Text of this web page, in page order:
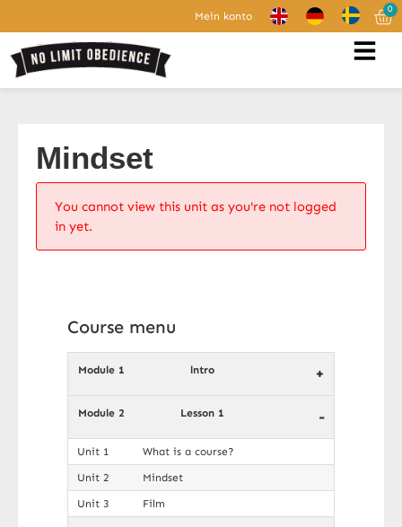
Mein konto
0
Mindset
You cannot view this unit as you're not logged
in yet.
Course menu
Module 1 lntro +
Module 2 Lesson 1 -
Unit 1 What is a course?
Unit 2 Mindset
Unit 3 Film